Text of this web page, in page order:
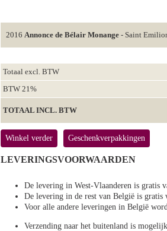
2016 Annonce de Bélair Monange - Saint
Totaal excl. BTW
BTW 21%
TOTAAL INCL. BTW
Winkel verder Geschenkverpakkingen
LEVERINGSVOORWAARDEN
De levering in West-Vlaanderen is gratis
De levering in de rest van België is gratis
Voor alle andere leveringen in België
Verzending naar het buitenland is